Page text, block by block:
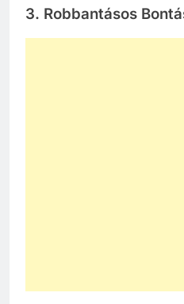
3. Robbantásos